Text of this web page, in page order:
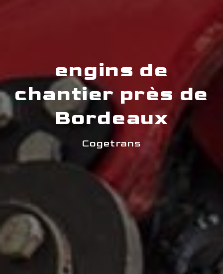
engins de
chantier près de
Bordeaux
Cogetrans